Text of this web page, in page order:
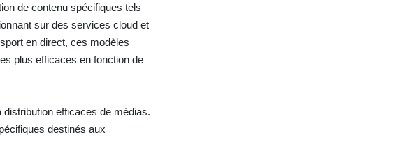
de contenu spécifiques tels
sur des services cloud et
en direct, ces modèles
plus efficaces en fonction de
distribution efficaces de médias.
destinés aux